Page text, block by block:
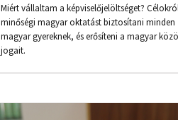
Miért vállaltam a képviselőjelöltséget?
minőségi magyar oktatást biztosítani minden
magyar gyereknek, és erősíteni a magyar
jogait.